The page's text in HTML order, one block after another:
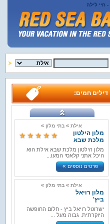
דילים חמים:
אילת » בתי מלון »
מלון הילטון
מלכת שבא
מלון הילטון מלכת שבא אילת הוא
היכל אתני קלאסי המעו...
פרטים נוספים»
אילת » בתי מלון »
מלון רויאל
ביץ'
ישרוטל רויאל ביץ - חלום החופשה
היוקרתית. גבוה מעל ...